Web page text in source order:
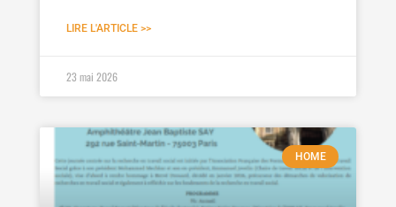
LIRE L'ARTICLE >>
23 mai 2026
HOME